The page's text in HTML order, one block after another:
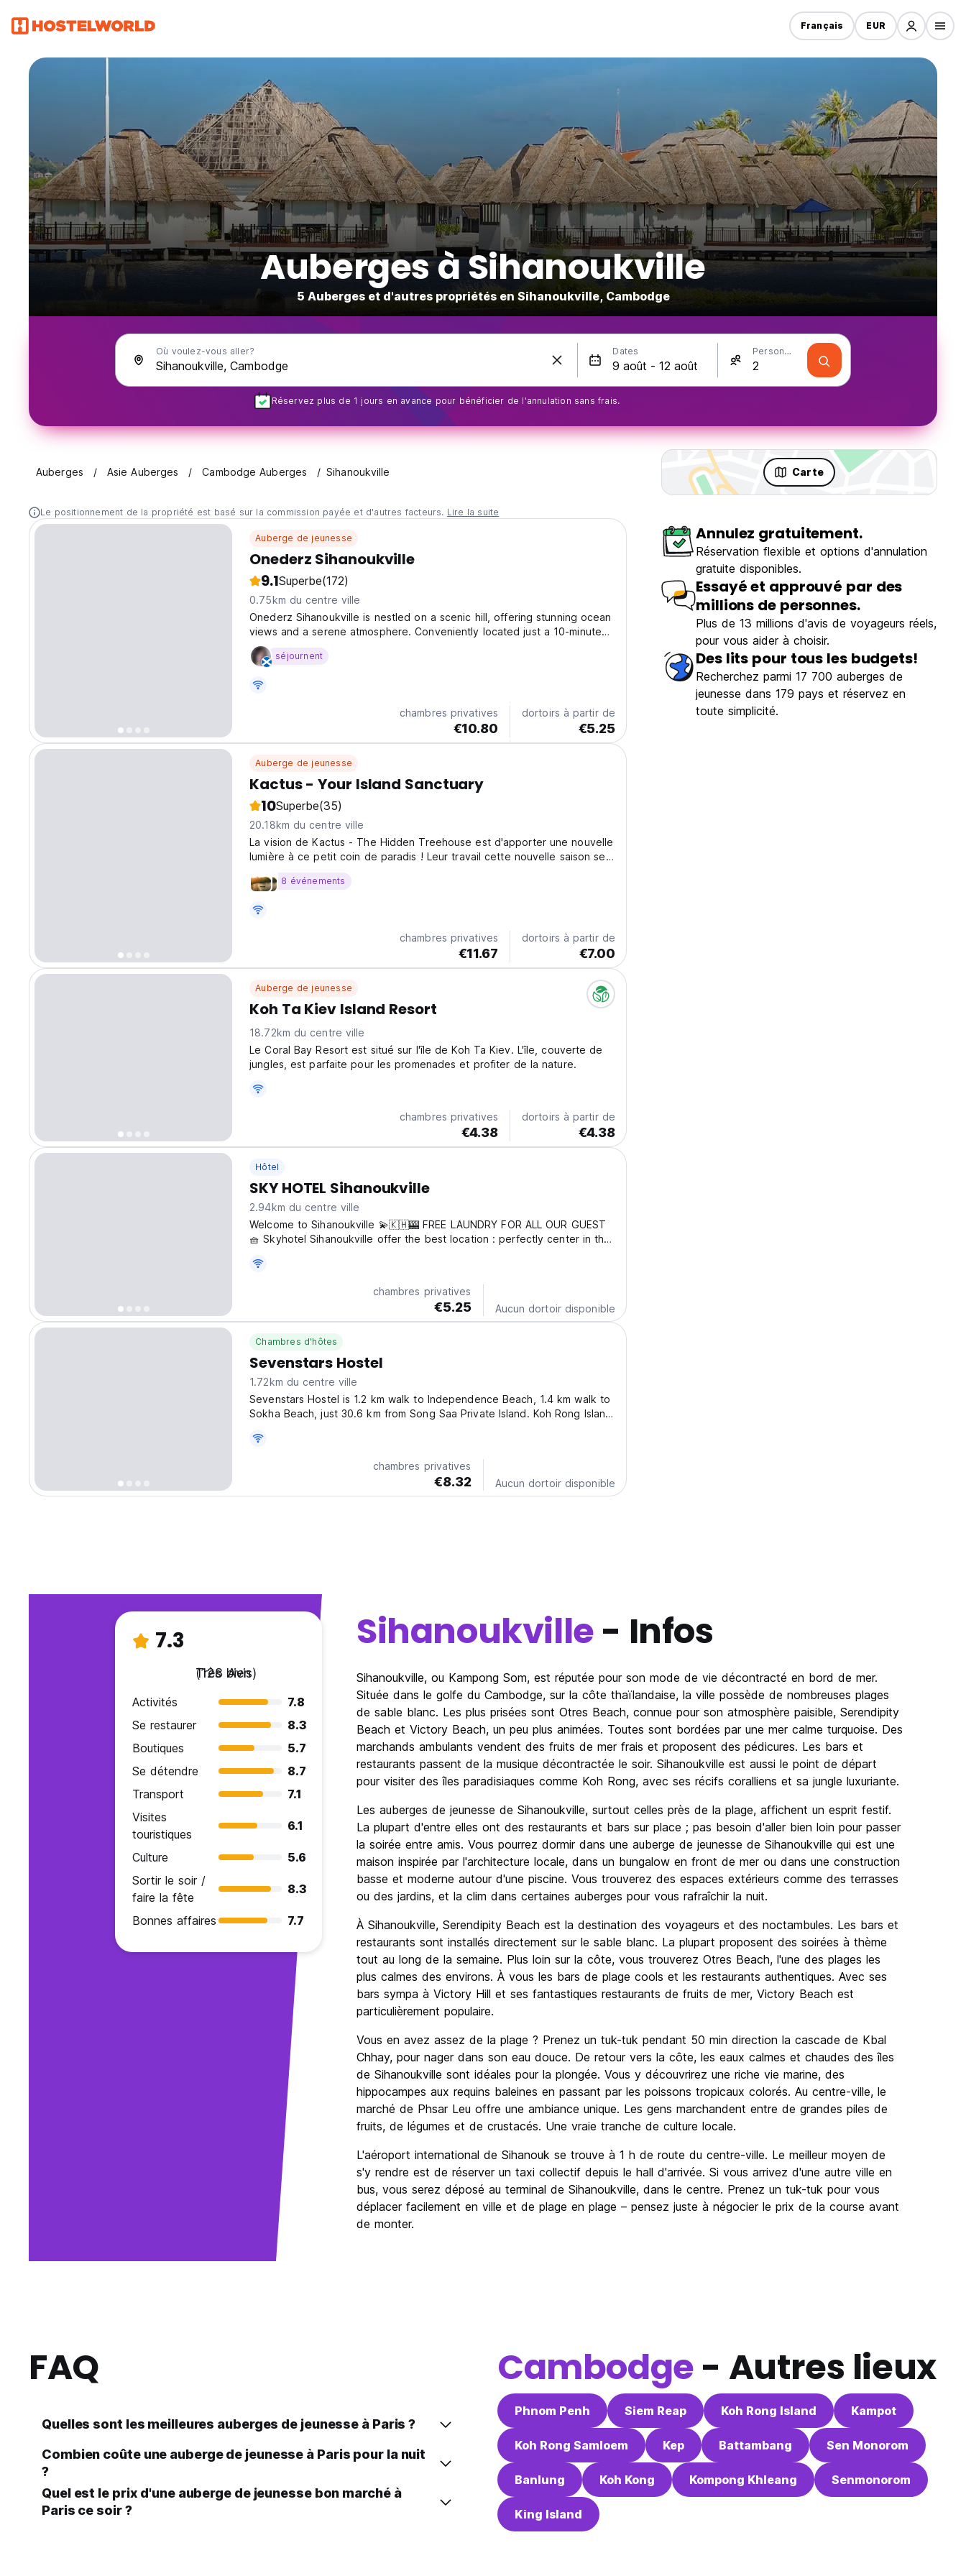
Français EUR
Auberges à Sihanoukville
5 Auberges et d'autres propriétés en Sihanoukville, Cambodge
Où voulez-vous aller? Dates Personnes
Réservez plus de 1 jours en avance pour bénéficier de l'annulation sans frais.
Auberges Asie Auberges Cambodge Auberges Sihanoukville Carte
Le positionnement de la propriété est basé sur la commission payée et d'autres facteurs. Lire la suite
Auberge de jeunesse
Onederz Sihanoukville
9.1Superbe(172)
0.75km du centre ville
Onederz Sihanoukville is nestled on a scenic hill, offering stunning ocean
views and a serene atmosphere. Conveniently located just a 10-minute
walk from the pier, it’s the perfect spot for guests looking to catch a
ferry to the nearby islands while enjoying...
séjournent
chambres privatives
€10.80
dortoirs à partir de
€5.25
Auberge de jeunesse
Kactus - Your Island Sanctuary
10Superbe(35)
20.18km du centre ville
La vision de Kactus - The Hidden Treehouse est d'apporter une nouvelle
lumière à ce petit coin de paradis ! Leur travail cette nouvelle saison sera
de guérison holistique.
8 événements
chambres privatives
€11.67
dortoirs à partir de
€7.00
Auberge de jeunesse
Koh Ta Kiev Island Resort
18.72km du centre ville
Le Coral Bay Resort est situé sur l'île de Koh Ta Kiev. L'île, couverte de
jungles, est parfaite pour les promenades et profiter de la nature.
chambres privatives
€4.38
dortoirs à partir de
€4.38
Hôtel
SKY HOTEL Sihanoukville
2.94km du centre ville
Welcome to Sihanoukville 💫🇰🇭🎰 FREE LAUNDRY FOR ALL OUR GUEST
🧺 Skyhotel Sihanoukville offer the best location : perfectly center in the
Larryta Bus) We offer rooms with AC and ensuite bathroom....
chambres privatives
€5.25 Aucun dortoir disponible
Chambres d'hôtes
Sevenstars Hostel
1.72km du centre ville
Sevenstars Hostel is 1.2 km walk to Independence Beach, 1.4 km walk to
Sokha Beach, just 30.6 km from Song Saa Private Island. Koh Rong Island
Otres Beach and 15 km from Sihanoukville International...
chambres privatives
€8.32 Aucun dortoir disponible
Annulez gratuitement.
Réservation flexible et options d'annulation
gratuite disponibles.
Essayé et approuvé par des
millions de personnes.
Plus de 13 millions d'avis de voyageurs réels,
pour vous aider à choisir.
Des lits pour tous les budgets!
Recherchez parmi 17 700 auberges de
jeunesse dans 179 pays et réservez en
toute simplicité.
7.3
Très bien
(128 Avis)
Activités
7.8
Se restaurer
8.3
Boutiques
5.7
Se détendre
8.7
Transport
7.1
Visites
touristiques
6.1
Culture
5.6
Sortir le soir /
faire la fête
8.3
Bonnes affaires 7.7
Sihanoukville- Infos
Sihanoukville, ou Kampong Som, est réputée pour son mode de vie décontracté en bord de mer.
Située dans le golfe du Cambodge, sur la côte thaïlandaise, la ville possède de nombreuses plages
de sable blanc. Les plus prisées sont Otres Beach, connue pour son atmosphère paisible, Serendipity
Beach et Victory Beach, un peu plus animées. Toutes sont bordées par une mer calme turquoise. Des
marchands ambulants vendent des fruits de mer frais et proposent des pédicures. Les bars et
restaurants passent de la musique décontractée le soir. Sihanoukville est aussi le point de départ
pour visiter des îles paradisiaques comme Koh Rong, avec ses récifs coralliens et sa jungle luxuriante.
Les auberges de jeunesse de Sihanoukville, surtout celles près de la plage, affichent un esprit festif.
La plupart d'entre elles ont des restaurants et bars sur place ; pas besoin d'aller bien loin pour passer
la soirée entre amis. Vous pourrez dormir dans une auberge de jeunesse de Sihanoukville qui est une
maison inspirée par l'architecture locale, dans un bungalow en front de mer ou dans une construction
basse et moderne autour d'une piscine. Vous trouverez des espaces extérieurs comme des terrasses
ou des jardins, et la clim dans certaines auberges pour vous rafraîchir la nuit.
À Sihanoukville, Serendipity Beach est la destination des voyageurs et des noctambules. Les bars et
restaurants sont installés directement sur le sable blanc. La plupart proposent des soirées à thème
tout au long de la semaine. Plus loin sur la côte, vous trouverez Otres Beach, l'une des plages les
plus calmes des environs. À vous les bars de plage cools et les restaurants authentiques. Avec ses
bars sympa à Victory Hill et ses fantastiques restaurants de fruits de mer, Victory Beach est
particulièrement populaire.
Vous en avez assez de la plage ? Prenez un tuk-tuk pendant 50 min direction la cascade de Kbal
Chhay, pour nager dans son eau douce. De retour vers la côte, les eaux calmes et chaudes des îles
de Sihanoukville sont idéales pour la plongée. Vous y découvrirez une riche vie marine, des
hippocampes aux requins baleines en passant par les poissons tropicaux colorés. Au centre-ville, le
marché de Phsar Leu offre une ambiance unique. Les gens marchandent entre de grandes piles de
fruits, de légumes et de crustacés. Une vraie tranche de culture locale.
L'aéroport international de Sihanouk se trouve à 1 h de route du centre-ville. Le meilleur moyen de
s'y rendre est de réserver un taxi collectif depuis le hall d'arrivée. Si vous arrivez d'une autre ville en
bus, vous serez déposé au terminal de Sihanoukville, dans le centre. Prenez un tuk-tuk pour vous
déplacer facilement en ville et de plage en plage – pensez juste à négocier le prix de la course avant
de monter.
FAQ
Quelles sont les meilleures auberges de jeunesse à Paris ?
Combien coûte une auberge de jeunesse à Paris pour la nuit
?
Quel est le prix d'une auberge de jeunesse bon marché à
Paris ce soir ?
Cambodge- Autres lieux
Phnom Penh Siem Reap Koh Rong Island Kampot
Koh Rong Samloem Kep Battambang Sen Monorom
Banlung Koh Kong Kompong Khleang Senmonorom
King Island